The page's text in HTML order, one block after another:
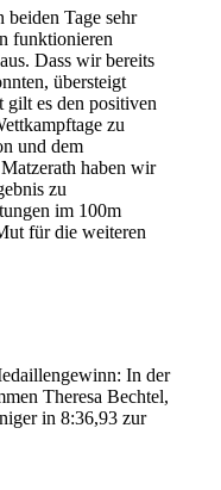
beiden Tage sehr
funktionieren
Dass wir bereits
übersteigt
gilt es den positiven
zu
und dem
haben wir
zu
im 100m
für die weiteren
In der
Theresa Bechtel,
in 8:36,93 zur